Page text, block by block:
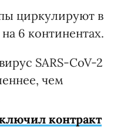
циркулируют в
6 континентах.
SARS-CoV-2
чем
контракт